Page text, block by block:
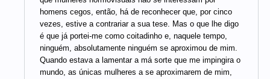
homens cegos, então, há de reconhecer que, por cinco
vezes, estive a contrariar a sua tese. Mas o que lhe digo
é que já portei-me como coitadinho e, naquele tempo,
ninguém, absolutamente ninguém se aproximou de mim.
Quando estava a lamentar a má sorte que me impingira o
mundo, as únicas mulheres a se aproximarem de mim,